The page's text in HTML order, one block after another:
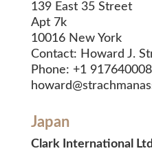
139 East 35 Street
Apt 7k
10016 New York
Contact: Howard J.
Phone: +1
Japan
Clark International